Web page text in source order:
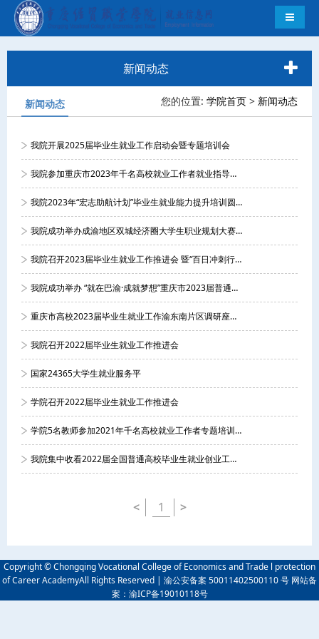
导航切
新闻动态
新闻动态 您的位置: 学院首页 > 新闻动态
我院开展2025届毕业生就业工作启动会暨专题培训会
我院参加重庆市2023年千名高校就业工作者就业指导（万州片区）活动
我院2023年“宏志助航计划”毕业生就业能力提升培训圆满完成
我院成功举办成渝地区双城经济圈大学生职业规划大赛（重庆赛区）校内选拔赛...
我院召开2023届毕业生就业工作推进会 暨“百日冲刺行动”布置会
我院成功举办 “就在巴渝·成就梦想”重庆市2023届普通高校毕业生校园...
重庆市高校2023届毕业生就业工作渝东南片区调研座谈会在我院举行
我院召开2022届毕业生就业工作推进会
国家24365大学生就业服务平
学院召开2022届毕业生就业工作推进会
学院5名教师参加2021年千名高校就业工作者专题培训（万州片区）
我院集中收看2022届全国普通高校毕业生就业创业工作网络视频会议
< 1 >
Copyright © Chongqing Vocational College of Economics and Trade l protection
of Career AcademyAll Rights Reserved | 渝公安备案 50011402500110 号 网站备
案：渝ICP备19010118号